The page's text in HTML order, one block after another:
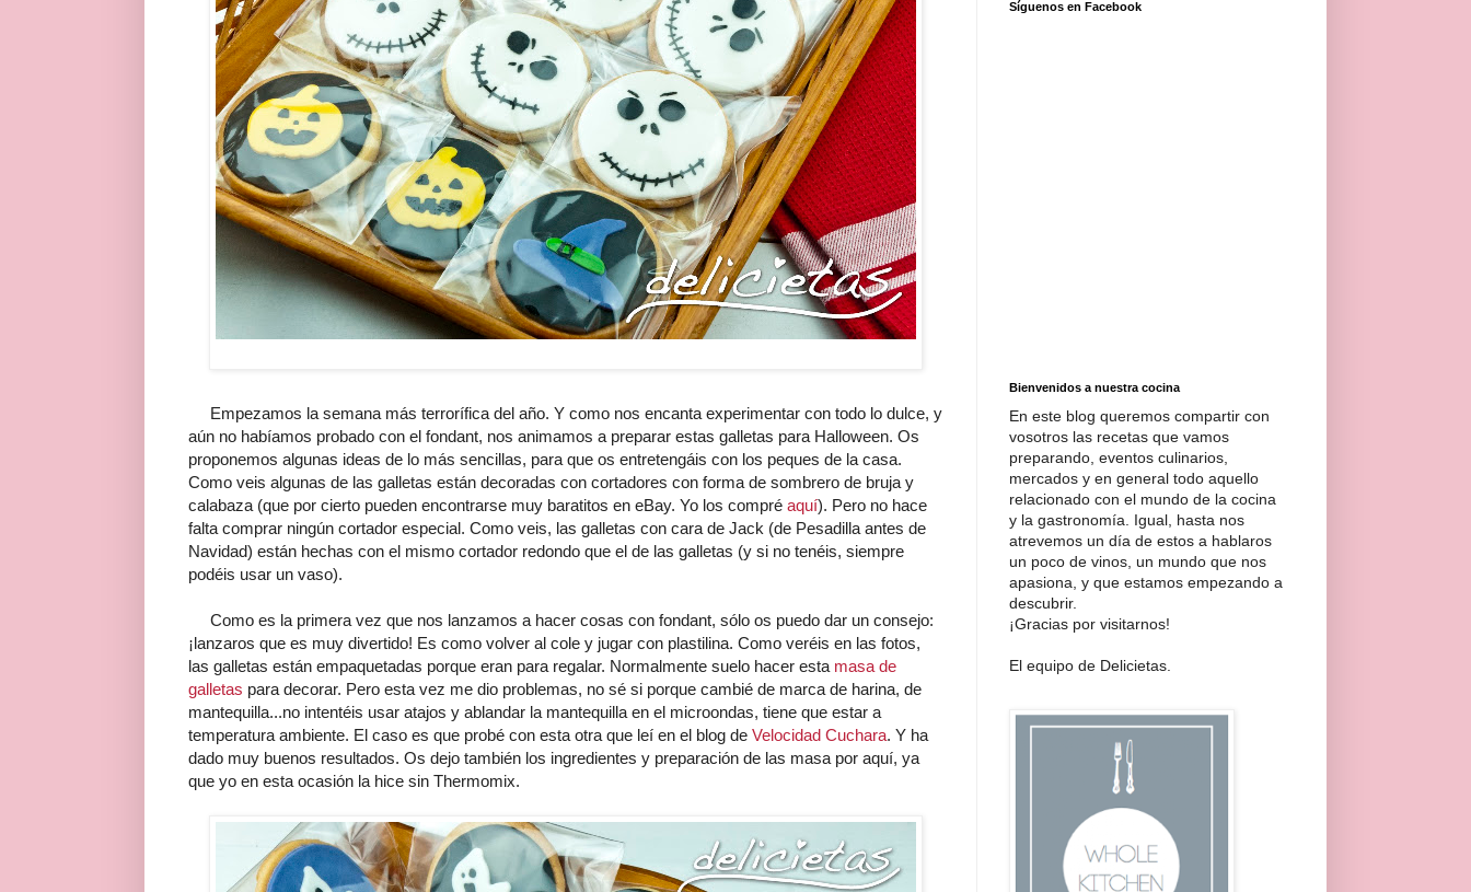
Empezamos la semana más terrorífica del año. Y como nos encanta experimentar con todo lo dulce, y
aún no habíamos probado con el fondant, nos animamos a preparar estas galletas para Halloween. Os
proponemos algunas ideas de lo más sencillas, para que os entretengáis con los peques de la casa.
Como veis algunas de las galletas están decoradas con cortadores con forma de sombrero de bruja y
calabaza (que por cierto pueden encontrarse muy baratitos en eBay. Yo los compré aquí). Pero no hace
falta comprar ningún cortador especial. Como veis, las galletas con cara de Jack (de Pesadilla antes de
Navidad) están hechas con el mismo cortador redondo que el de las galletas (y si no tenéis, siempre
podéis usar un vaso).
Como es la primera vez que nos lanzamos a hacer cosas con fondant, sólo os puedo dar un consejo:
¡lanzaros que es muy divertido! Es como volver al cole y jugar con plastilina. Como veréis en las fotos,
las galletas están empaquetadas porque eran para regalar. Normalmente suelo hacer esta masa de
galletas para decorar. Pero esta vez me dio problemas, no sé si porque cambié de marca de harina, de
mantequilla...no intentéis usar atajos y ablandar la mantequilla en el microondas, tiene que estar a
temperatura ambiente. El caso es que probé con esta otra que leí en el blog de Velocidad Cuchara. Y ha
dado muy buenos resultados. Os dejo también los ingredientes y preparación de las masa por aquí, ya
que yo en esta ocasión la hice sin Thermomix.
Síguenos en Facebook
Bienvenidos a nuestra cocina
En este blog queremos compartir con
vosotros las recetas que vamos
preparando, eventos culinarios,
mercados y en general todo aquello
relacionado con el mundo de la cocina
y la gastronomía. Igual, hasta nos
atrevemos un día de estos a hablaros
un poco de vinos, un mundo que nos
apasiona, y que estamos empezando a
descubrir.
¡Gracias por visitarnos!
El equipo de Delicietas.